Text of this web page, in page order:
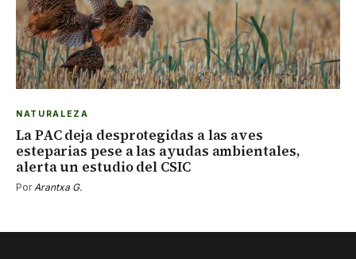
NATURALEZA
La PAC deja desprotegidas a las aves
esteparias pese a las ayudas ambientales,
alerta un estudio del CSIC
Por Arantxa G.